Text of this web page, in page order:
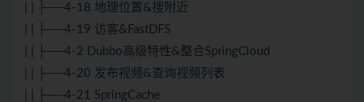
| | ├──4-18 地理位置&搜附近
| | ├──4-19 访客&FastDFS
| | ├──4-2 Dubbo高级特性&整合SpringCloud
| | ├──4-20 发布视频&查询视频列表
| | ├──4-21 SpringCache